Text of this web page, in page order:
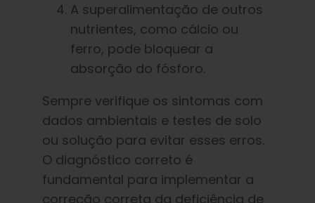
A superalimentação de outros
nutrientes, como cálcio ou
ferro, pode bloquear a
absorção do fósforo.
Sempre verifique os sintomas com
dados ambientais e testes de solo
ou solução para evitar esses erros.
O diagnóstico correto é
fundamental para implementar a
correção correta da deficiência de